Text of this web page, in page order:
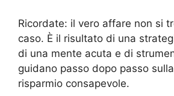
Ricordate: il vero affare non si
caso. È il risultato di una
di una mente acuta e di
guidano passo dopo passo
risparmio consapevole.